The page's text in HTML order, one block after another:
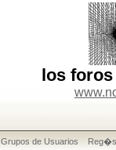
los
Grupos de Usuarios